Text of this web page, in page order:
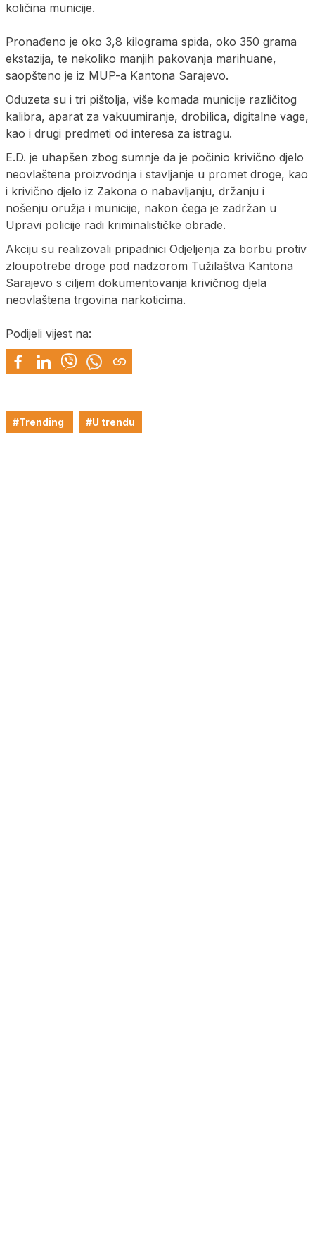
količina municije.
Pronađeno je oko 3,8 kilograma spida, oko 350 grama
ekstazija, te nekoliko manjih pakovanja marihuane,
saopšteno je iz MUP-a Kantona Sarajevo.
Oduzeta su i tri pištolja, više komada municije različitog
kalibra, aparat za vakuumiranje, drobilica, digitalne vage,
kao i drugi predmeti od interesa za istragu.
E.D. je uhapšen zbog sumnje da je počinio krivično djelo
neovlaštena proizvodnja i stavljanje u promet droge, kao
i krivično djelo iz Zakona o nabavljanju, držanju i
nošenju oružja i municije, nakon čega je zadržan u
Upravi policije radi kriminalističke obrade.
Akciju su realizovali pripadnici Odjeljenja za borbu protiv
zloupotrebe droge pod nadzorom Tužilaštva Kantona
Sarajevo s ciljem dokumentovanja krivičnog djela
neovlaštena trgovina narkoticima.
Podijeli vijest na:
#Trending #U trendu